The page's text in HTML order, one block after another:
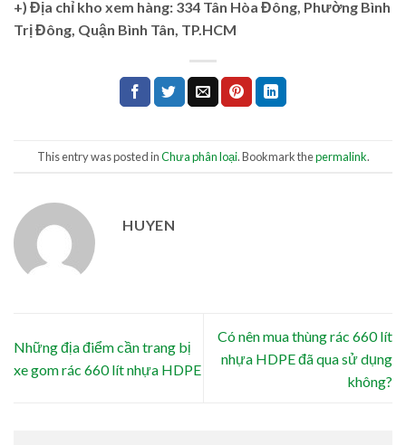
+) Địa chỉ kho xem hàng: 334 Tân Hòa Đông, Phường Bình
Trị Đông, Quận Bình Tân, TP.HCM
This entry was posted inChưa phân loại. Bookmark thepermalink.
HUYEN
Những địa điểm cần trang bị
xe gom rác 660 lít nhựa HDPE
Có nên mua thùng rác 660 lít
nhựa HDPE đã qua sử dụng
không?